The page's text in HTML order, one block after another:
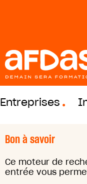
Entreprises
Bon à savoir
Ce moteur de
entrée vous